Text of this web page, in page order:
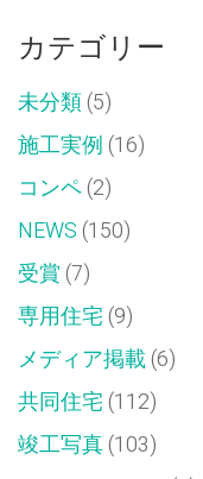
い
ウ
ィ
ド
ウ
で
き
ま
す)
ま
カテゴリー
未分類(5)
施工実例(16)
コンペ(2)
NEWS(150)
受賞(7)
専用住宅(9)
メディア掲載(6)
共同住宅(112)
竣工写真(103)